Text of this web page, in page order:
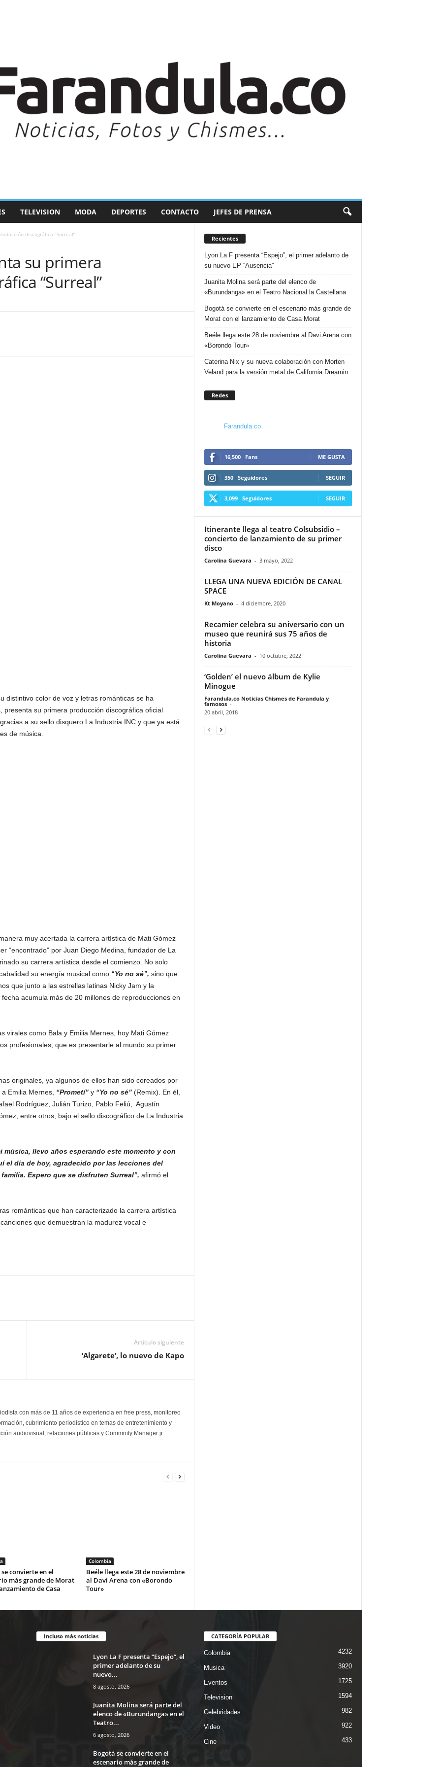
TELEVISION MODA DEPORTES CONTACTO JEFES DE PRENSA
discográfica “Surreal”
su primera
“Surreal”
distintivo color de voz y letras románticas se ha
su primera producción discográfica oficial
a su sello disquero La Industria INC y que ya está
de música.
muy acertada la carrera artística de Mati Gómez
“encontrado” por Juan Diego Medina, fundador de La
su carrera artística desde el comienzo. No solo
su energía musical como “Yo no sé”, sino que
que junto a las estrellas latinas Nicky Jam y la
acumula más de 20 millones de reproducciones en
virales como Bala y Emilia Mernes, hoy Mati Gómez
profesionales, que es presentarle al mundo su primer
originales, ya algunos de ellos han sido coreados por
Emilia Mernes, “Prometí”y “Yo no sé”(Remix). En él,
Rodríguez, Julián Turizo, Pablo Feliú, Agustín
entre otros, bajo el sello discográfico de La Industria
música, llevo años esperando este momento y con
el día de hoy, agradecido por las lecciones del
Espero que se disfruten Surreal”, afirmó el
románticas que han caracterizado la carrera artística
que demuestran la madurez vocal e
Artículo siguiente
‘Algarete’, lo nuevo de Kapo
con más de 11 años de experiencia en free press, monitoreo
cubrimiento periodístico en temas de entretenimiento y
audiovisual, relaciones públicas y Commnity Manager jr.
convierte en el
más grande de Morat
de Casa
Colombia
Beéle llega este 28 de noviembre
al Davi Arena con «Borondo
Tour»
Recientes
Lyon La F presenta “Espejo”, el primer adelanto de
su nuevo EP “Ausencia”
Juanita Molina será parte del elenco de
«Burundanga» en el Teatro Nacional la Castellana
Bogotá se convierte en el escenario más grande de
Morat con el lanzamiento de Casa Morat
Beéle llega este 28 de noviembre al Davi Arena con
«Borondo Tour»
Caterina Nix y su nueva colaboración con Morten
Veland para la versión metal de California Dreamin
Redes
Farandula.co
16,500 Fans ME GUSTA
350 Seguidores SEGUIR
3,099 Seguidores SEGUIR
Itinerante llega al teatro Colsubsidio –
concierto de lanzamiento de su primer
disco
Carolina Guevara - 3 mayo, 2022
LLEGA UNA NUEVA EDICIÓN DE CANAL
SPACE
Kt Moyano - 4 diciembre, 2020
Recamier celebra su aniversario con un
museo que reunirá sus 75 años de
historia
Carolina Guevara - 10 octubre, 2022
‘Golden’ el nuevo álbum de Kylie
Minogue
Farandula.co Noticias Chismes de Farandula y
famosos -
20 abril, 2018
Incluso más noticias
Lyon La F presenta “Espejo”, el
primer adelanto de su
nuevo...
8 agosto, 2026
Juanita Molina será parte del
elenco de «Burundanga» en el
Teatro...
6 agosto, 2026
Bogotá se convierte en el
escenario más grande de
CATEGORÍA POPULAR
Colombia 4232
Musica 3920
Eventos 1725
Television 1594
Celebridades 982
Video 922
Cine 433